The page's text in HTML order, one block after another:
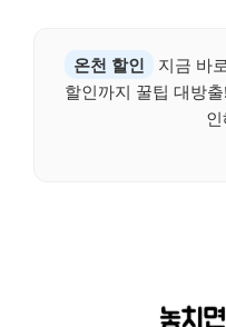
온천 할인
지금 바
할인까지 꿀팁 대방